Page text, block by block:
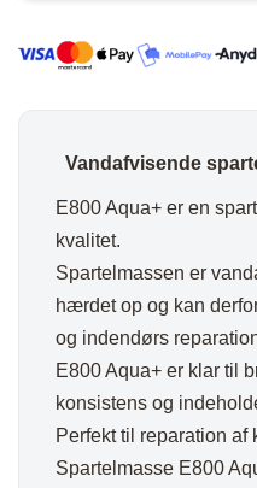
Vandafvisende
E800 Aqua+ er en
kvalitet.
Spartelmassen er
hærdet op og kan
og indendørs
E800 Aqua+ er klar til
konsistens og
Perfekt til reparation af
Spartelmasse E800